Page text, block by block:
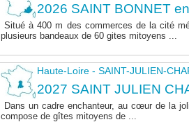
2026 SAINT BONNET
Situé à 400 m des commerces de la cité
plusieurs bandeaux de 60 gites mitoyens ...
Haute-Loire - SAINT-JULIEN-
2027 SAINT JULIEN
Dans un cadre enchanteur, au cœur de la
compose de gîtes mitoyens de ...